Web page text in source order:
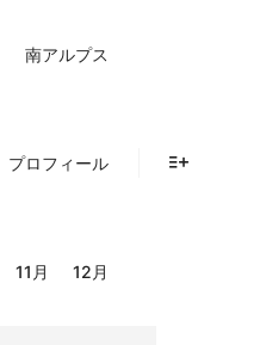
南アルプス
プロフィール
11月 12月